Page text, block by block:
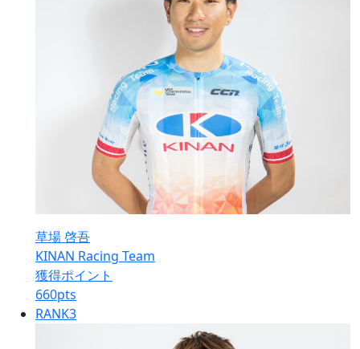
草場 啓吾
KINAN Racing Team
獲得ポイント
660pts
RANK3